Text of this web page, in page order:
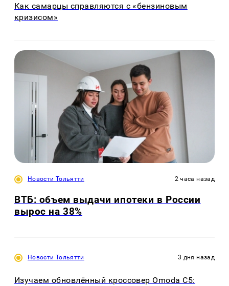
Как самарцы справляются с «бензиновым
кризисом»
Новости Тольятти 2 часа назад
ВТБ: объем выдачи ипотеки в России
вырос на 38%
Новости Тольятти 3 дня назад
Изучаем обновлённый кроссовер Omoda C5: